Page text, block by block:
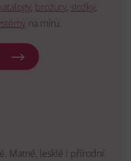
, brožury, složky,
na míru.
Matné, lesklé i přírodní.